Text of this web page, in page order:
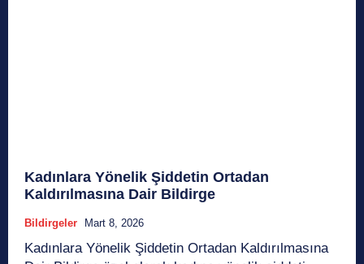
Kadınlara Yönelik Şiddetin Ortadan
Kaldırılmasına Dair Bildirge
Bildirgeler Mart 8, 2026
Kadınlara Yönelik Şiddetin Ortadan Kaldırılmasına